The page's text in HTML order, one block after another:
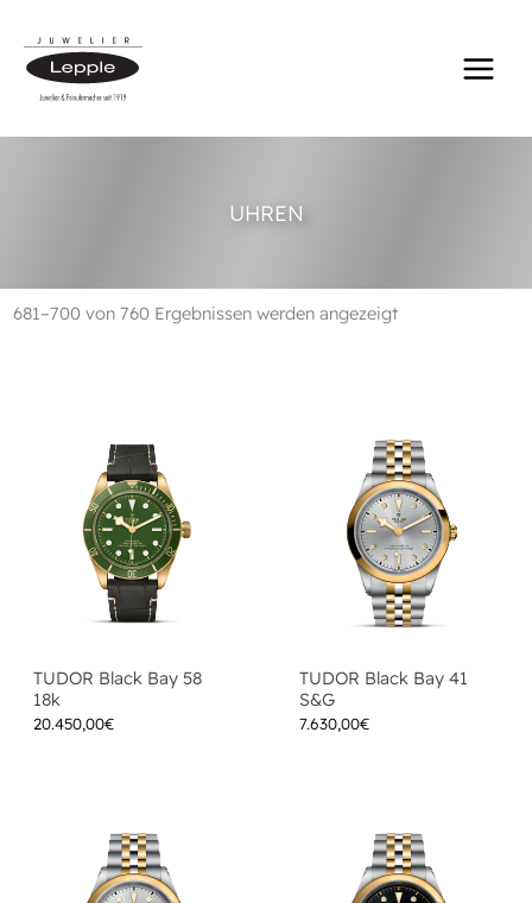
Inhalt
springen
UHREN
681–700 von 760 Ergebnissen werden angezeigt
TUDOR Black Bay 58
18k
20.450,00€
TUDOR Black Bay 41
S&G
7.630,00€